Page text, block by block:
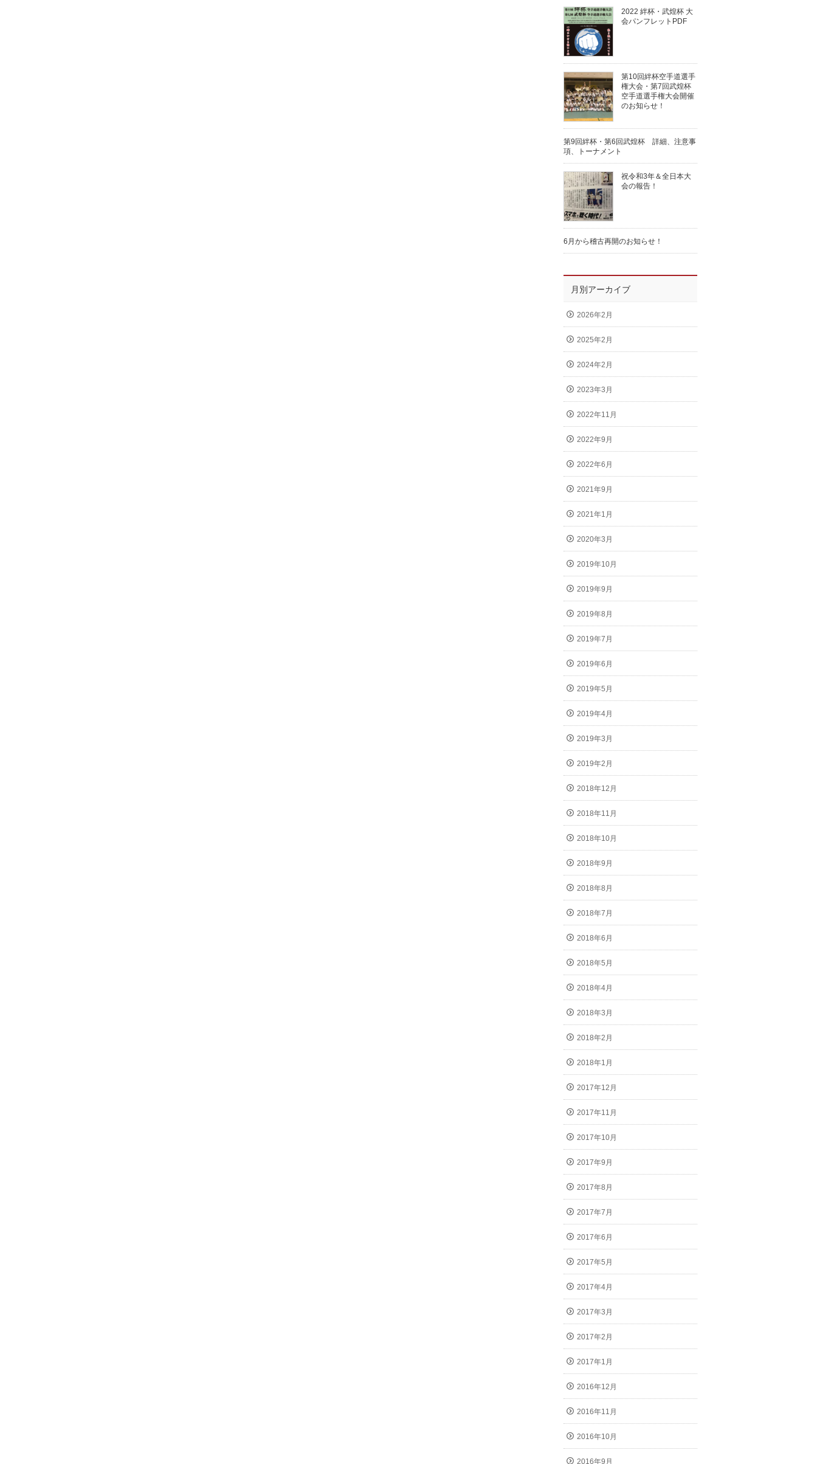
2022 絆杯・武煌杯 大
会パンフレットPDF
第10回絆杯空手道選手
権大会・第7回武煌杯
空手道選手権大会開催
のお知らせ！
第9回絆杯・第6回武煌杯 詳細、注意事
項、トーナメント
祝令和3年＆全日本大
会の報告！
6月から稽古再開のお知らせ！
月別アーカイブ
2026年2月
2025年2月
2024年2月
2023年3月
2022年11月
2022年9月
2022年6月
2021年9月
2021年1月
2020年3月
2019年10月
2019年9月
2019年8月
2019年7月
2019年6月
2019年5月
2019年4月
2019年3月
2019年2月
2018年12月
2018年11月
2018年10月
2018年9月
2018年8月
2018年7月
2018年6月
2018年5月
2018年4月
2018年3月
2018年2月
2018年1月
2017年12月
2017年11月
2017年10月
2017年9月
2017年8月
2017年7月
2017年6月
2017年5月
2017年4月
2017年3月
2017年2月
2017年1月
2016年12月
2016年11月
2016年10月
2016年9月